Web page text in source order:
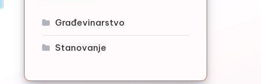
Građevinarstvo
Stanovanje